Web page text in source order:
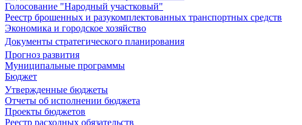
Голосование "Народный участковый"
Реестр брошенных и разукомплектованных транспортных средств
Экономика и городское хозяйство
Документы стратегического планирования
Прогноз развития
Муниципальные программы
Бюджет
Утвержденные бюджеты
Отчеты об исполнении бюджета
Проекты бюджетов
Реестр расходных обязательств